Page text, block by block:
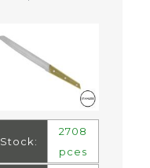
Stock:
2708
pces